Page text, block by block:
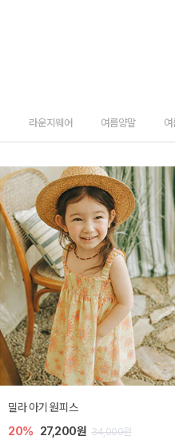
라운지웨어 여름양말
엘로디 니트 아기 뷔스티에
20% 21,600원 27,000원